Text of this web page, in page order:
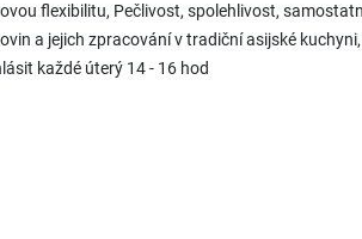
flexibilitu, Pečlivost, spolehlivost,
a jejich zpracování v tradiční asijské
každé úterý 14 - 16 hod